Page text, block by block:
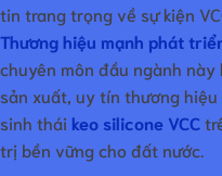
tin trang trọng về sự kiện
Thương hiệu mạnh phát
chuyên môn đầu ngành
sản xuất, uy tín thương
sinh thái keo silicone VCC
trị bền vững cho đất nước.